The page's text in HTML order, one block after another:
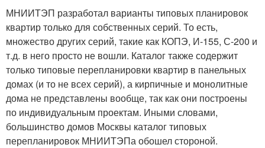
МНИИТЭП разработал варианты типовых планировок
квартир только для собственных серий. То есть,
множество других серий, такие как КОПЭ, И-155, С-200 и
т.д. в него просто не вошли. Каталог также содержит
только типовые перепланировки квартир в панельных
домах (и то не всех серий), а кирпичные и монолитные
дома не представлены вообще, так как они построены
по индивидуальным проектам. Иными словами,
большинство домов Москвы каталог типовых
перепланировок МНИИТЭПа обошел стороной.